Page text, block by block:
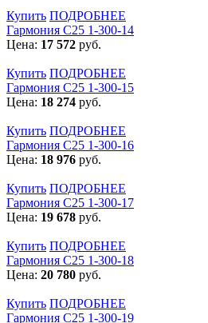
Купить ПОДРОБНЕЕ
Гармония С25 1-300-14
Цена: 17 572 руб.
Купить ПОДРОБНЕЕ
Гармония С25 1-300-15
Цена: 18 274 руб.
Купить ПОДРОБНЕЕ
Гармония С25 1-300-16
Цена: 18 976 руб.
Купить ПОДРОБНЕЕ
Гармония С25 1-300-17
Цена: 19 678 руб.
Купить ПОДРОБНЕЕ
Гармония С25 1-300-18
Цена: 20 780 руб.
Купить ПОДРОБНЕЕ
Гармония С25 1-300-19